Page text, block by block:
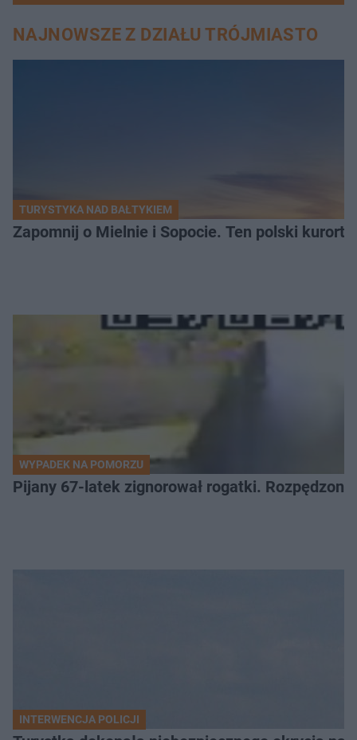
NAJNOWSZE Z DZIAŁU TRÓJMIASTO
TURYSTYKA NAD BAŁTYKIEM
Zapomnij o Mielnie i Sopocie. Ten polski kurort
WYPADEK NA POMORZU
Pijany 67-latek zignorował rogatki.
INTERWENCJA POLICJI